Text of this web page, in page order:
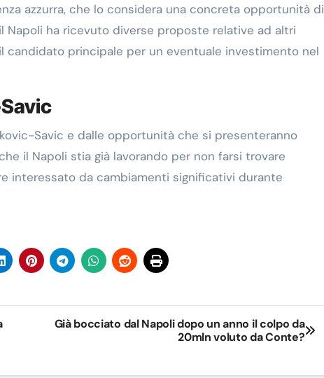
azzurra, che lo considera una concreta opportunità di
Napoli ha ricevuto diverse proposte relative ad altri
candidato principale per un eventuale investimento nel
Savic e dalle opportunità che si presenteranno
il Napoli stia già lavorando per non farsi trovare
interessato da cambiamenti significativi durante
Già bocciato dal Napoli dopo un anno il colpo da
20mln voluto da Conte?